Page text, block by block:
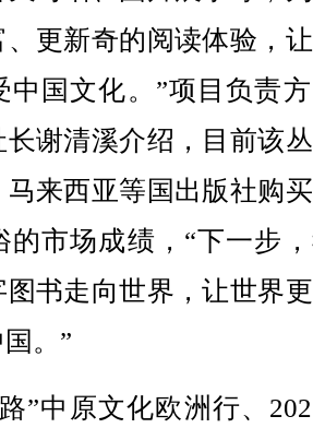
更新奇的阅读体验，
中国文化。”项目负责
谢清溪介绍，目前该
来西亚等国出版社购
的市场成绩，“下一步
书走向世界，让世界
。”
中原文化欧洲行、